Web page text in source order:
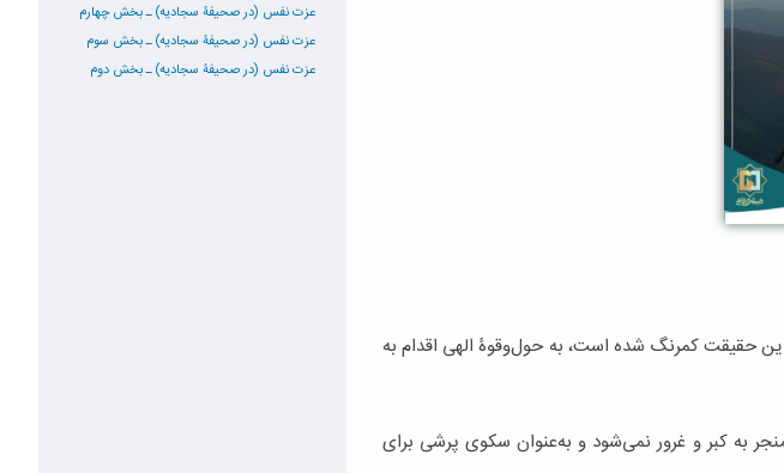
حقیقت کمرنگ شده است، به حول‌و‌قوۀ الهی اقدام به
کبر و غرور نمی‌شود و به‌عنوان سکوی پرشی برای
عزت نفس (در صحیفۀ سجادیه) ـ بخش چهارم
عزت نفس (در صحیفۀ سجادیه) ـ بخش سوم
عزت نفس (در صحیفۀ سجادیه) ـ بخش دوم